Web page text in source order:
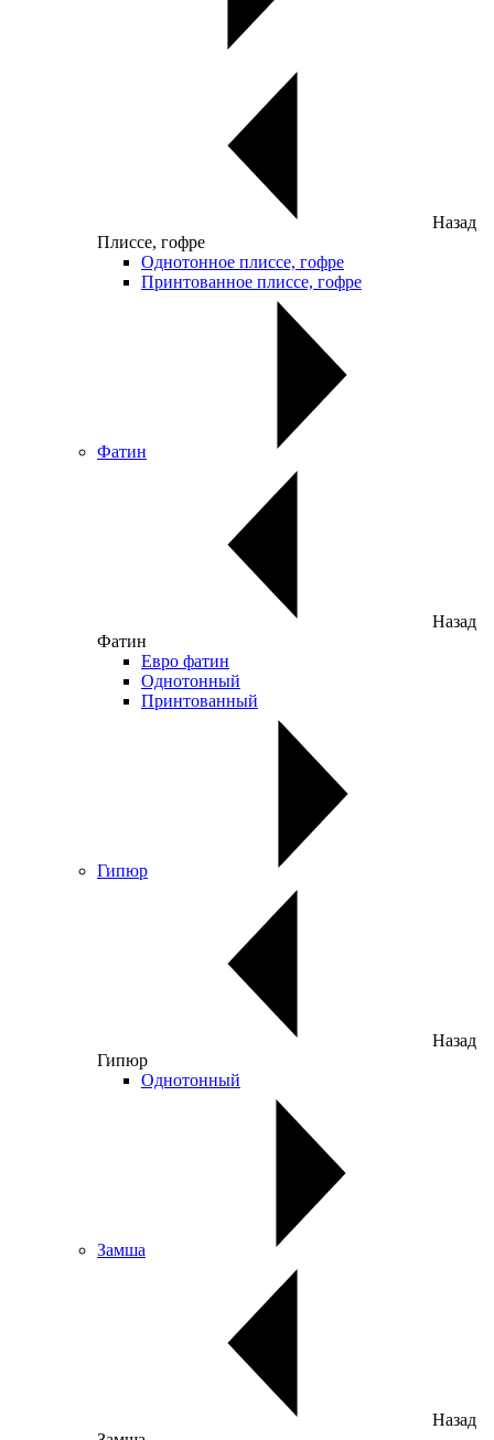
Назад
Плиссе, гофре
Однотонное плиссе, гофре
Принтованное плиссе, гофре
Фатин
Назад
Фатин
Евро фатин
Однотонный
Принтованный
Гипюр
Назад
Гипюр
Однотонный
Замша
Назад